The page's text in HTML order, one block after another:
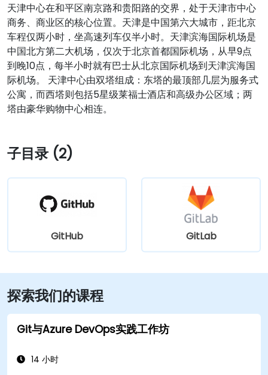
天津中心在和平区南京路和贵阳路的交界，处于天津市中心
商务、商业区的核心位置。天津是中国第六大城市，距北京
车程仅两小时，坐高速列车仅半小时。天津滨海国际机场是
中国北方第二大机场，仅次于北京首都国际机场，从早9点
到晚10点，每半小时就有巴士从北京国际机场到天津滨海国
际机场。 天津中心由双塔组成：东塔的最顶部几层为服务式
公寓，而西塔则包括5星级莱福士酒店和高级办公区域；两
塔由豪华购物中心相连。
子目录 (2)
GitHub GitLab
探索我们的课程
Git与Azure DevOps实践工作坊
14 小时